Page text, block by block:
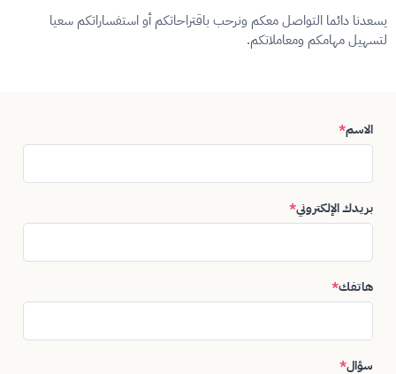
يسعدنا دائما التواصل معكم ونرحب باقتراحاتكم أو استفساراتكم سعيا
لتسهيل مهامكم ومعاملاتكم.
الاسم*
بريدك الإلكتروني*
هاتفك*
سؤال*